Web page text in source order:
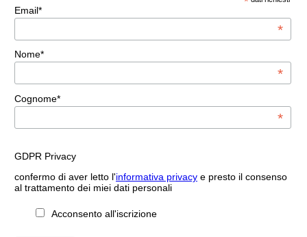
Email*
*
Nome*
*
Cognome*
*
GDPR Privacy
confermo di aver letto l'informativa privacye presto il consenso
al trattamento dei miei dati personali
Acconsento all'iscrizione